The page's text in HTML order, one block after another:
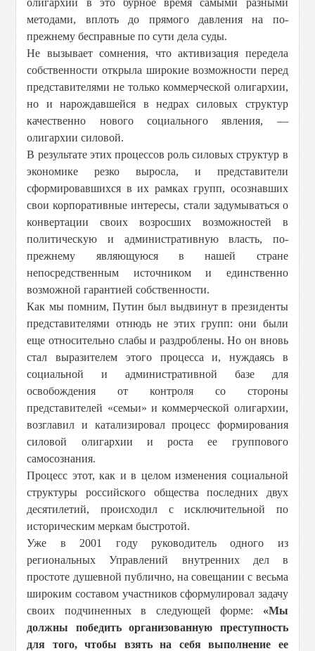
олигархии в это бурное время самыми разными
методами, вплоть до прямого давления на по-
прежнему бесправные по сути дела суды.
Не вызывает сомнения, что активизация передела
собственности открыла широкие возможности перед
представителями не только коммерческой олигархии,
но и нарождавшейся в недрах силовых структур
качественно нового социального явления, —
олигархии силовой.
В результате этих процессов роль силовых структур в
экономике резко выросла, и представители
сформировавшихся в их рамках групп, осознавших
свои корпоративные интересы, стали задумываться о
конвертации своих возросших возможностей в
политическую и административную власть, по-
прежнему являющуюся в нашей стране
непосредственным источником и единственно
возможной гарантией собственности.
Как мы помним, Путин был выдвинут в президенты
представителями отнюдь не этих групп: они были
еще относительно слабы и раздроблены. Но он вновь
стал выразителем этого процесса и, нуждаясь в
социальной и административной базе для
освобождения от контроля со стороны
представителей «семьи» и коммерческой олигархии,
возглавил и катализировал процесс формирования
силовой олигархии и роста ее группового
самосознания.
Процесс этот, как и в целом изменения социальной
структуры российского общества последних двух
десятилетий, происходил с исключительной по
историческим меркам быстротой.
Уже в 2001 году руководитель одного из
региональных Управлений внутренних дел в
простоте душевной публично, на совещании с весьма
широким составом участников сформулировал задачу
своих подчиненных в следующей форме: «Мы
должны победить организованную преступность
для того, чтобы взять на себя выполнение ее